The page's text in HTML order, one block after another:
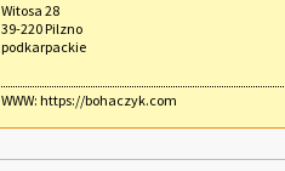
Witosa 28
39-220 Pilzno
podkarpackie
WWW: https://bohaczyk.com